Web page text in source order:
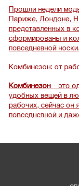
Прошли недели
Париже, Лондоне,
представленных в
сформированы и
повседневной носки.
Комбинезон: от
Комбинезон – это
удобных вещей в
рабочих, сейчас он
повседневной и